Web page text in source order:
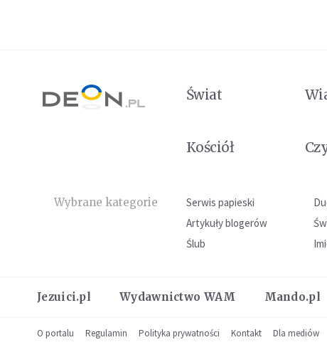
Świat
Kościół
Wybrane kategorie Serwis papieski
Artykuły blogerów
Ślub
Jezuici.pl Wydawnictwo WAM Mando.pl
O portalu Regulamin Polityka prywatności Kontakt Dla mediów